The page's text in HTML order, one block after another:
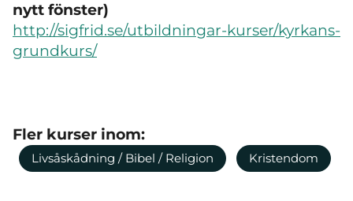
nytt fönster)
http://sigfrid.se/utbildningar-kurser/kyrkans-
grundkurs/
Fler kurser inom:
Livsåskådning / Bibel / Religion Kristendom